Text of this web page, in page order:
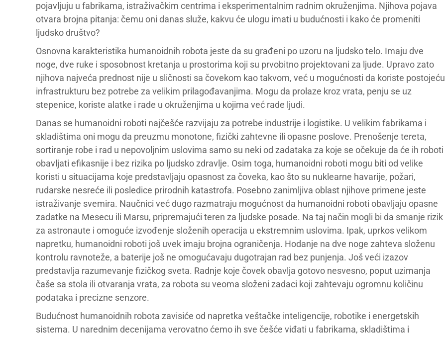
pojavljuju u fabrikama, istraživačkim centrima i eksperimentalnim radnim okruženjima. Njihova pojava
otvara brojna pitanja: čemu oni danas služe, kakvu će ulogu imati u budućnosti i kako će promeniti
ljudsko društvo?
Osnovna karakteristika humanoidnih robota jeste da su građeni po uzoru na ljudsko telo. Imaju dve
noge, dve ruke i sposobnost kretanja u prostorima koji su prvobitno projektovani za ljude. Upravo zato
njihova najveća prednost nije u sličnosti sa čovekom kao takvom, već u mogućnosti da koriste postojeću
infrastrukturu bez potrebe za velikim prilagođavanjima. Mogu da prolaze kroz vrata, penju se uz
stepenice, koriste alatke i rade u okruženjima u kojima već rade ljudi.
Danas se humanoidni roboti najčešće razvijaju za potrebe industrije i logistike. U velikim fabrikama i
skladištima oni mogu da preuzmu monotone, fizički zahtevne ili opasne poslove. Prenošenje tereta,
sortiranje robe i rad u nepovoljnim uslovima samo su neki od zadataka za koje se očekuje da će ih roboti
obavljati efikasnije i bez rizika po ljudsko zdravlje. Osim toga, humanoidni roboti mogu biti od velike
koristi u situacijama koje predstavljaju opasnost za čoveka, kao što su nuklearne havarije, požari,
rudarske nesreće ili posledice prirodnih katastrofa. Posebno zanimljiva oblast njihove primene jeste
istraživanje svemira. Naučnici već dugo razmatraju mogućnost da humanoidni roboti obavljaju opasne
zadatke na Mesecu ili Marsu, pripremajući teren za ljudske posade. Na taj način mogli bi da smanje rizik
za astronaute i omoguće izvođenje složenih operacija u ekstremnim uslovima. Ipak, uprkos velikom
napretku, humanoidni roboti još uvek imaju brojna ograničenja. Hodanje na dve noge zahteva složenu
kontrolu ravnoteže, a baterije još ne omogućavaju dugotrajan rad bez punjenja. Još veći izazov
predstavlja razumevanje fizičkog sveta. Radnje koje čovek obavlja gotovo nesvesno, poput uzimanja
čaše sa stola ili otvaranja vrata, za robota su veoma složeni zadaci koji zahtevaju ogromnu količinu
podataka i precizne senzore.
Budućnost humanoidnih robota zavisiće od napretka veštačke inteligencije, robotike i energetskih
sistema. U narednim decenijama verovatno ćemo ih sve češće viđati u fabrikama, skladištima i